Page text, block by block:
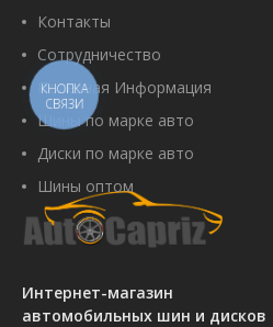
Интернет-магазин
автомобильных шин и дисков
Контакты
Сотрудничество
Полезная Информация
Шины по марке авто
Диски по марке авто
Шины оптом
КНОПКА
СВЯЗИ